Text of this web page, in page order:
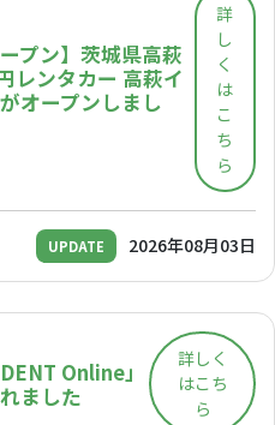
ープン】茨城県高萩
レンタカー 高萩イ
オープンしまし
詳
し
く
は
こ
ち
ら
UPDATE 2026年08月03日
Online」
ました
詳しく
はこち
ら